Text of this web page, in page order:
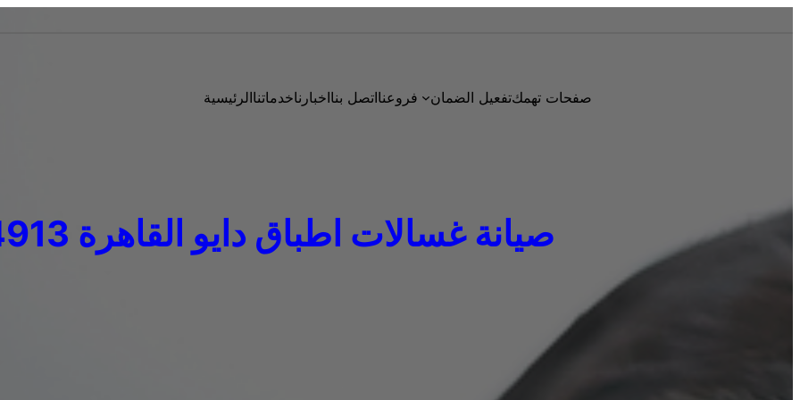
الرئيسيةخدماتنااخبارنااتصل بنافروعنا تفعيل الضمانصفحات تهمك
صيانة غسالات اطباق دايو القاهرة 01112124913